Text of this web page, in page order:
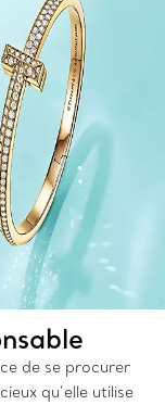
de se procurer
qu’elle utilise